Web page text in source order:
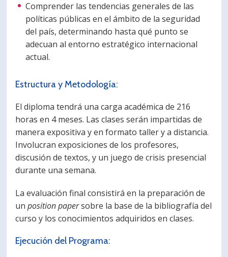
Comprender las tendencias generales de las
políticas públicas en el ámbito de la seguridad
del país, determinando hasta qué punto se
adecuan al entorno estratégico internacional
actual.
Estructura y Metodología:
El diploma tendrá una carga académica de 216
horas en 4 meses. Las clases serán impartidas de
manera expositiva y en formato taller y a distancia.
Involucran exposiciones de los profesores,
discusión de textos, y un juego de crisis presencial
durante una semana.
La evaluación final consistirá en la preparación de
unposition papersobre la base de la bibliografía del
curso y los conocimientos adquiridos en clases.
Ejecución del Programa: